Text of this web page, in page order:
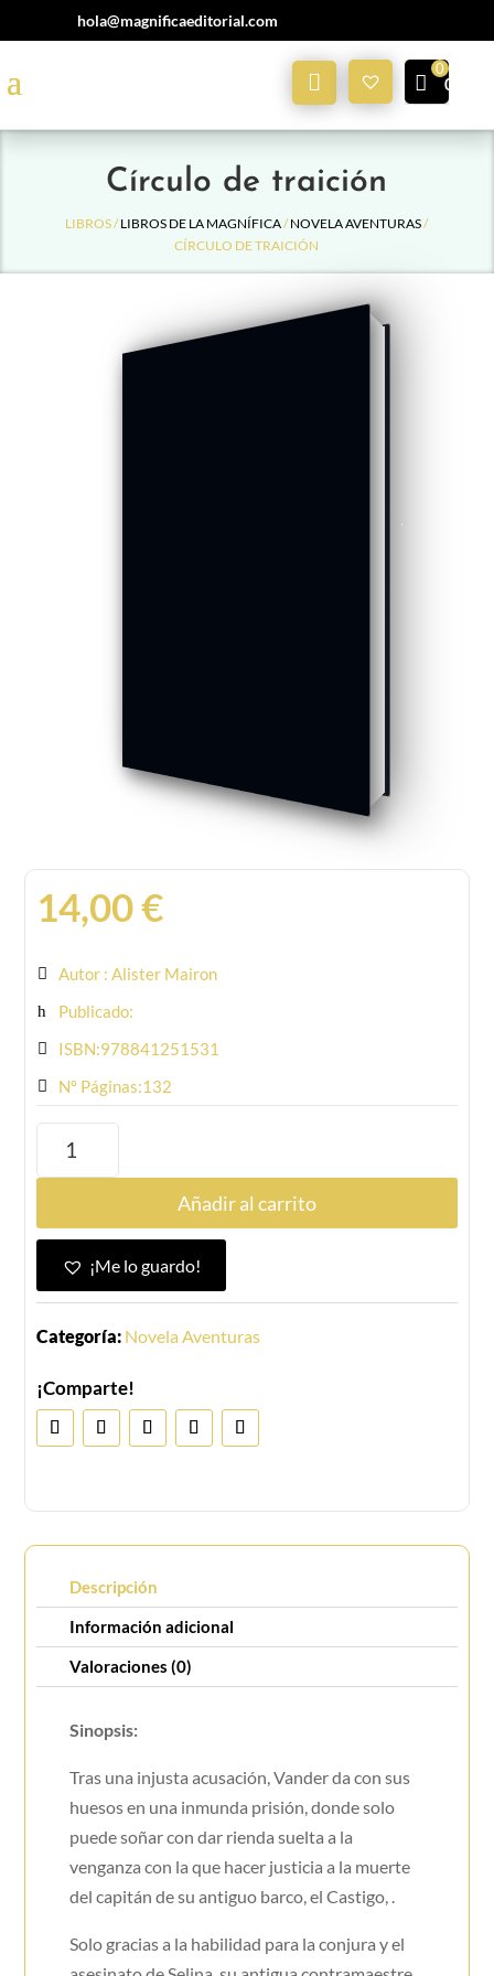
hola@magnificaeditorial.com
Mi
Cuenta
0,00
Círculo de traición
LIBROS /LIBROS DE LA MAGNÍFICA/NOVELA AVENTURAS/
CÍRCULO DE TRAICIÓN
14,00€
Autor : Alister Mairon
Publicado:
ISBN:978841251531
Nº Páginas:132
Añadir al carrito
¡Me lo guardo!
Categoría: Novela Aventuras
¡Comparte!
Descripción
Información adicional
Valoraciones (0)
Sinopsis:
Tras una injusta acusación, Vander da con sus
huesos en una inmunda prisión, donde solo
puede soñar con dar rienda suelta a la
venganza con la que hacer justicia a la muerte
del capitán de su antiguo barco, el Castigo, .
Solo gracias a la habilidad para la conjura y el